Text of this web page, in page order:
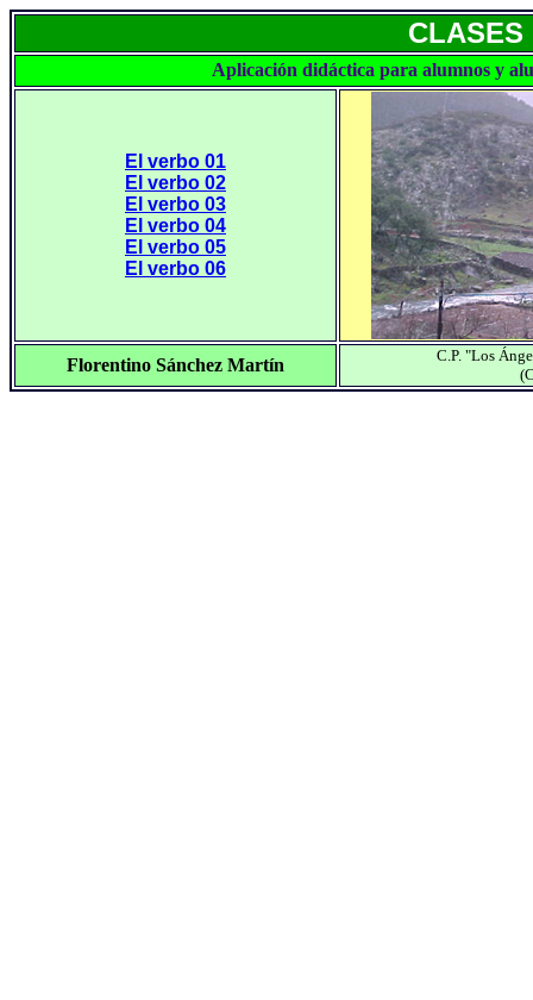
CLASES
Aplicación didáctica para alumnos y
El verbo 01
El verbo 02
El verbo 03
El verbo 04
El verbo 05
El verbo 06
Florentino Sánchez Martín
C.P. "Los